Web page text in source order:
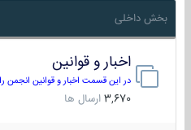
بخش داخلی
اخبار و قوانین
در این قسمت اخبار و قوانین انجمن را
3,670 ارسال ها